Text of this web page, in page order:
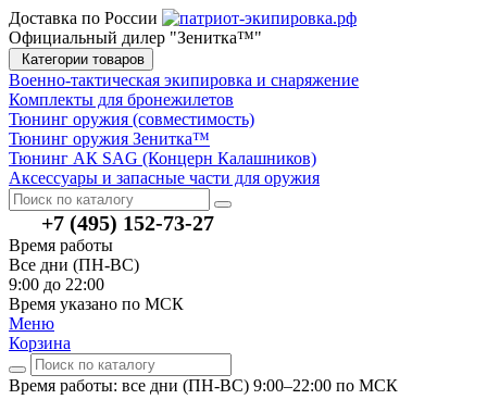
Доставка по России
Официальный дилер "Зенитка™"
Категории товаров
Военно-тактическая экипировка и снаряжение
Комплекты для бронежилетов
Тюнинг оружия (совместимость)
Тюнинг оружия Зенитка™
Тюнинг АК SAG (Концерн Калашников)
Аксессуары и запасные части для оружия
+7 (495) 152-73-27
Время работы
Все дни (ПН-ВС)
9:00 до 22:00
Время указано по МСК
Меню
Корзина
Время работы: все дни (ПН-ВС) 9:00–22:00 по МСК